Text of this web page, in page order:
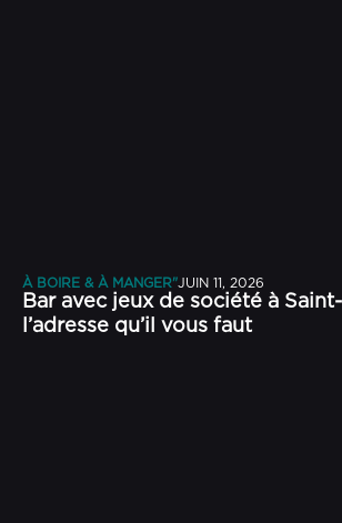
À BOIRE & À MANGER"JUIN 11, 2026
Bar avec jeux de société à
l’adresse qu’il vous faut